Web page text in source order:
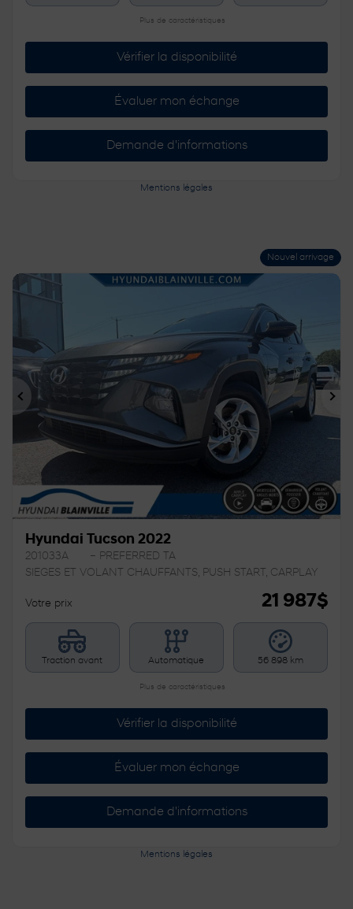
Plus de caractéristiques
Vérifier la disponibilité
Évaluer mon échange
Demande d'informations
Mentions légales
Nouvel arrivage
Précédent
Hyundai Tucson 2022
201033A
– PREFERRED TA
SIEGES ET VOLANT CHAUFFANTS, PUSH START, CARPLAY
Votre prix 21 987$
Traction avant Automatique 56 898 km
Plus de caractéristiques
Vérifier la disponibilité
Évaluer mon échange
Demande d'informations
Mentions légales